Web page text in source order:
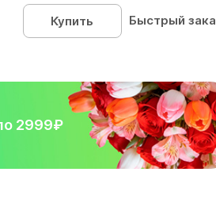
Купить
Быстрый
2999₽